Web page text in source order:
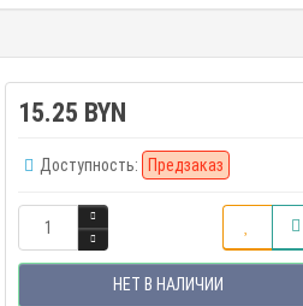
15.25 BYN
Доступность: Предзаказ
НЕТ В НАЛИЧИИ